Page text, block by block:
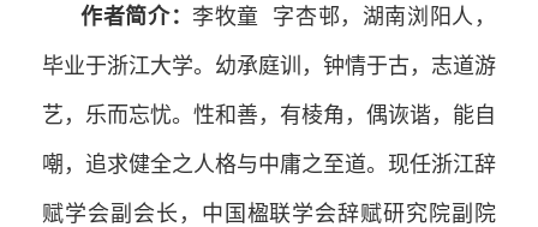
作者简介： 李牧童 字杏邨，湖南浏阳人，
毕业于浙江大学。幼承庭训，钟情于古，志道游
艺，乐而忘忧。性和善，有棱角，偶诙谐，能自
嘲，追求健全之人格与中庸之至道。现任浙江辞
赋学会副会长，中国楹联学会辞赋研究院副院